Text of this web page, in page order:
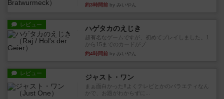
約3時間前 by みいやん
レビュー ハゲタカのえじき
超有名なゲームですが、初めてプレイしました。1
から15までのカードがプ...
約4時間前 by みいやん
レビュー ジャスト・ワン
まぁ面白かった‼️よくテレビとかのバラエティなん
かで、お題がわからずに...